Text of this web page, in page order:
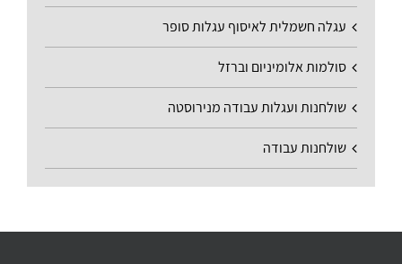
עגלה חשמלית לאיסוף עגלות סופר
סולמות אלומיניום וברזל
שולחנות ועגלות עבודה מנירוסטה
שולחנות עבודה